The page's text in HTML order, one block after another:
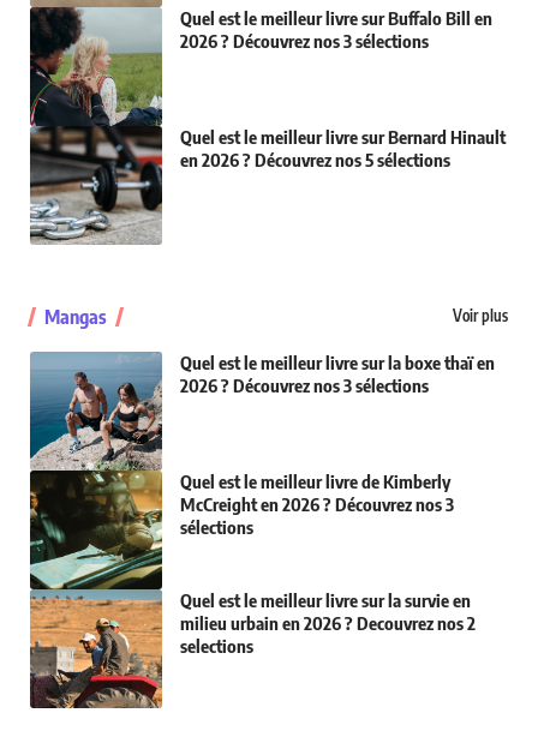
Quel est le meilleur livre sur Buffalo Bill en
2026 ? Découvrez nos 3 sélections
Quel est le meilleur livre sur Bernard Hinault
en 2026 ? Découvrez nos 5 sélections
Mangas Voir plus
Quel est le meilleur livre sur la boxe thaï en
2026 ? Découvrez nos 3 sélections
Quel est le meilleur livre de Kimberly
McCreight en 2026 ? Découvrez nos 3
sélections
Quel est le meilleur livre sur la survie en
milieu urbain en 2026 ? Decouvrez nos 2
selections